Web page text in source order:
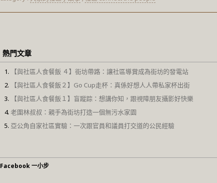
熱門文章
【與社區人食餐飯 ４】街坊帶路：讓社區導賞成為街坊的發電站
【與社區人食餐飯２】Go Cup走杯：真係好想人人帶私家杯出街
【與社區人食餐飯１】盲蹤踪：想講你知，跟視障朋友攝影好快樂
老圍林叔叔：親手為街坊打造一個無污水家園
亞公角自家社區實驗：一次跟官員和議員打交道的公民經驗
Facebook 一小步